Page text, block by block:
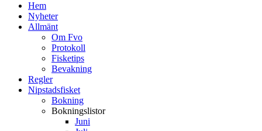
Hem
Nyheter
Allmänt
Om Fvo
Protokoll
Fisketips
Bevakning
Regler
Nipstadsfisket
Bokning
Bokningslistor
Juni